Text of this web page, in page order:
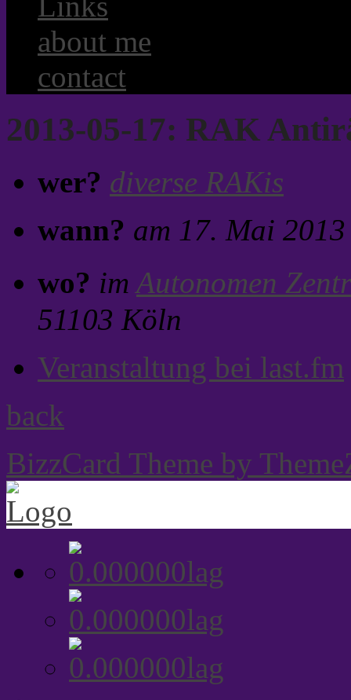
about me
contact
2013-05-17: RAK
wer? diverse RAKis
wann? am 17. Mai
wo? im Autonomen
51103 Köln
Veranstaltung bei last.fm
back
BizzCard Theme by